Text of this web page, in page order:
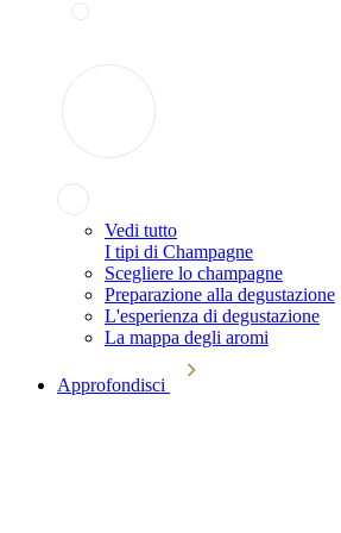
Vedi tutto
I tipi di Champagne
Scegliere lo champagne
Preparazione alla degustazione
L'esperienza di degustazione
La mappa degli aromi
Approfondisci